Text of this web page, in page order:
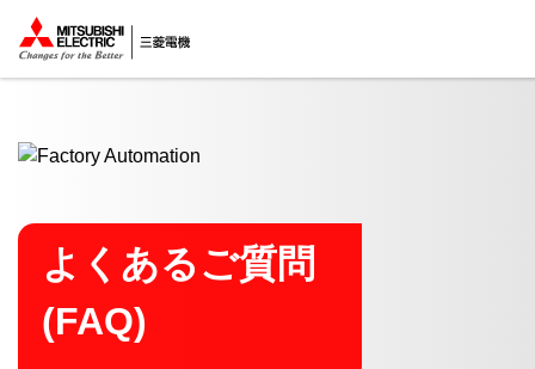
ここから本文
よくあるご質問
(FAQ)